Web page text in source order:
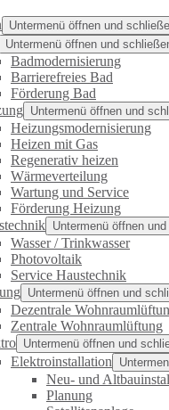
Untermenü öffnen und
Untermenü öffnen und
Badmodernisierung
Barrierefreies Bad
Förderung Bad
Untermenü öffnen und
Heizungsmodernisierung
Heizen mit Gas
Regenerativ heizen
Wärmeverteilung
Wartung und Service
Förderung Heizung
Untermenü öffnen
Wasser / Trinkwasser
Photovoltaik
Service Haustechnik
Untermenü öffnen und
Dezentrale
Zentrale Wohnraumlüftung
Untermenü öffnen und
Elektroinstallation
Neu- und
Planung